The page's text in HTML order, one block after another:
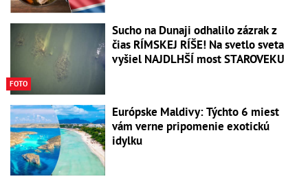
FOTO
Sucho na Dunaji odhalilo zázrak z
čias RÍMSKEJ RÍŠE! Na svetlo sveta
vyšiel NAJDLHŠÍ most STAROVEKU
Európske Maldivy: Týchto 6 miest
vám verne pripomenie exotickú
idylku